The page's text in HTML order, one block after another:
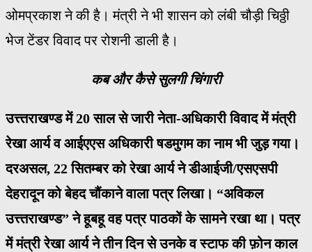
ओमप्रकाश ने की है। मंत्री ने भी शासन को लंबी चौड़ी चिठ्ठी
भेज टेंडर विवाद पर रोशनी डाली है।
कब और कैसे सुलगी चिंगारी
उत्त्तराखण्ड में 20 साल से जारी नेता-अधिकारी विवाद में मंत्री
रेखा आर्य व आईएएस अधिकारी षडमुगम का नाम भी जुड़ गया।
दरअसल, 22 सितम्बर को रेखा आर्य ने डीआईजी/एसएसपी
देहरादून को बेहद चौंकाने वाला पत्र लिखा। “अविकल
उत्त्तराखण्ड” ने हूबहू वह पत्र पाठकों के सामने रखा था। पत्र
में मंत्री रेखा आर्य ने तीन दिन से उनके व स्टाफ की फ़ोन काल